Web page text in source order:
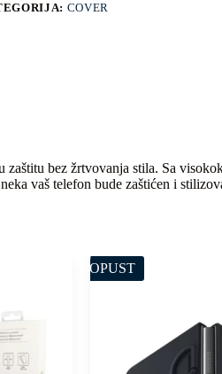
COVER
bez žrtvovanja stila. Sa
vaš telefon bude zaštićen i
POPUST